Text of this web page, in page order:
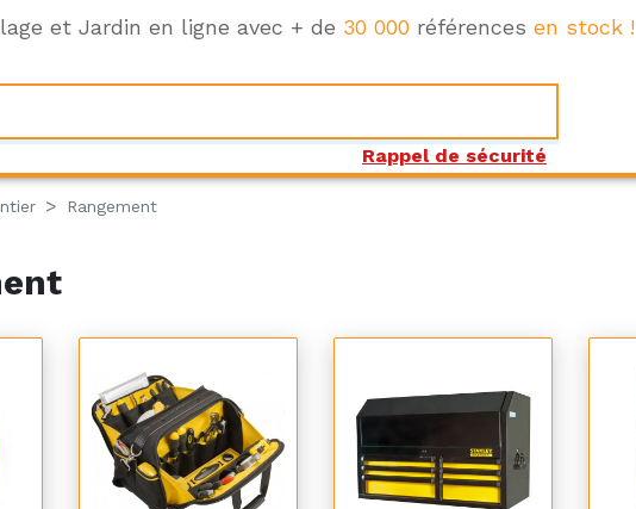
et Jardin en ligne avec + de 30 000 références en stock !
Rappel de sécurité
Rangement